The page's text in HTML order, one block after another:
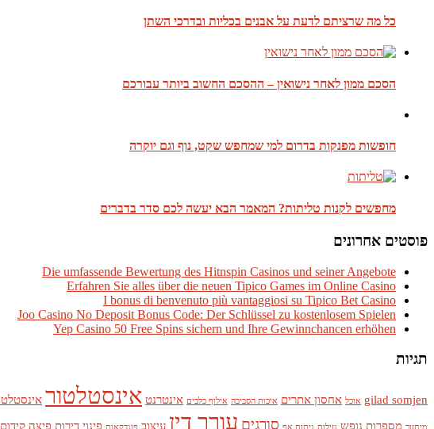
כל מה שרציתם לדעת על אבנים בכליות ובדרכי השתן
הסכם ממון לאחר נישואין – ההסכם החשוב ביותר עבורכם
חופשות מפנקות בדרום למי שמחפש שקט, נוף וגם יוקרה
מחפשים לקנות טליתות? המאמר הבא יעשה לכם סדר בדברים
פוסטים אחרונים
Die umfassende Bewertung des Hitnspin Casinos und seiner Angebote
Erfahren Sie alles über die neuen Tipico Games im Online Casino
I bonus di benvenuto più vantaggiosi su Tipico Bet Casino
Joo Casino No Deposit Bonus Code: Der Schlüssel zu kostenlosem Spielen
Yep Casino 50 Free Spins sichern und Ihre Gewinnchancen erhöhen
תגיות
gilad somjen אוכל אחסון אתרים איכות הסביבה אילוף כלבים אינטרנט אינסטלטור
מיחזור מספרות נופש נזילות ניתוח אף סורגים עורך דין עיצוב פונדקאות פינוי דירות פיצה